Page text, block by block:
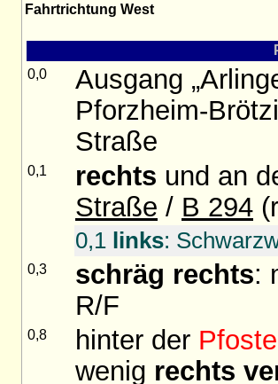
Fahrtrichtung West
0,0
Ausgang
Pforzheim-
Straße
0,1 rechts und an
Straße / B 294
0,1 links:
0,3 schräg rechts:
R/F
0,8 hinter der
wenig rechts